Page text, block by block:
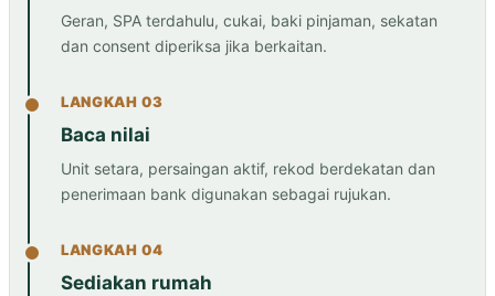
Geran, SPA terdahulu, cukai, baki pinjaman, sekatan
dan consent diperiksa jika berkaitan.
LANGKAH 03
Baca nilai
Unit setara, persaingan aktif, rekod berdekatan dan
penerimaan bank digunakan sebagai rujukan.
LANGKAH 04
Sediakan rumah